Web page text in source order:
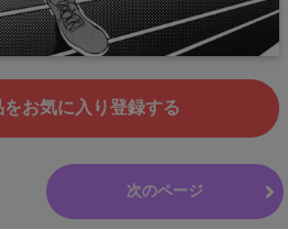
をお気に入り登録する
次のページ